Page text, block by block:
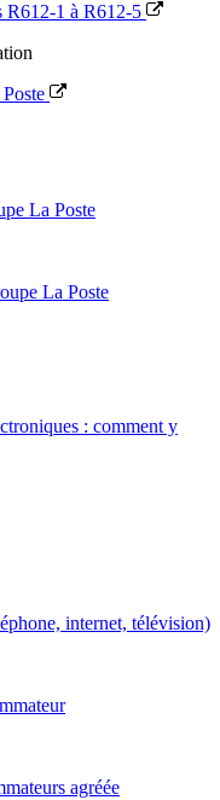
R612-1 à R612-5
La Poste
La Poste
: comment y
internet, télévision)
agréée